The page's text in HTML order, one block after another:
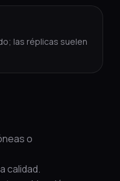
las réplicas suelen
o
calidad.